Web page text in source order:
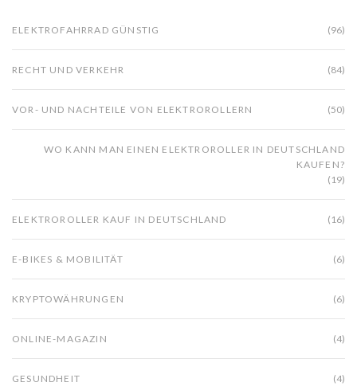
ELEKTROFAHRRAD GÜNSTIG (96)
RECHT UND VERKEHR (84)
VOR- UND NACHTEILE VON ELEKTROROLLERN (50)
WO KANN MAN EINEN ELEKTROROLLER IN DEUTSCHLAND
KAUFEN?
(19)
ELEKTROROLLER KAUF IN DEUTSCHLAND (16)
E-BIKES & MOBILITÄT (6)
KRYPTOWÄHRUNGEN (6)
ONLINE-MAGAZIN (4)
GESUNDHEIT (4)